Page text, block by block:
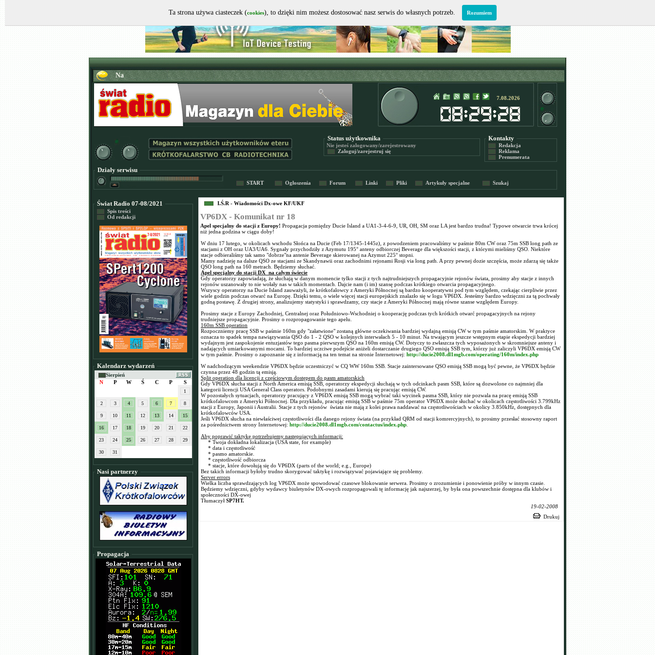
7.08.2026
Status użytkownika
Nie jesteś zalogowany/zarejestrowany
Zaloguj/zarejestruj się
Kontakty
Redakcja
Reklama
Prenumerata
Działy serwisu
START Ogłoszenia Forum Linki Pliki Artykuły specjalne Szukaj
Świat Radio 07-08/2021
Spis treści
Od redakcji
Kalendarz wydarzeń
Sierpień
N
P W Ś C P S
1
2 3 4 5 6 7 8
9 10 11 12 13 14 15
16 17 18 19 20 21 22
23 24 25 26 27 28 29
30 31
Nasi partnerzy
Propagacja
I.Ś.R - Wiadomości Dx-owe KF/UKF
VP6DX - Komunikat nr 18
Apel specjalny do stacji z Europy! Propagacja pomiędzy Ducie Island a UA1-3-4-6-9, UR, OH, SM oraz LA jest bardzo trudna! Typowe otwarcie trwa krócej
niż jedna godzina w ciągu doby!
W dniu 17 lutego, w okolicach wschodu Słońca na Ducie (Feb 17/1345-1445z), z powodzeniem pracowaliśmy w paśmie 80m CW oraz 75m SSB long path ze
stacjami z OH oraz UA3/UA6. Sygnały przychodziły z Azymutu 195° anteny odbiorczej Beverage dla większości stacji, z którymi mieliśmy QSO. Niektóre
stacje odbieraliśmy tak samo "dobrze"na antenie Beverage skierowanej na Azymut 225° stopni.
Mamy nadzieję na dalsze QSO ze stacjami ze Skandynawii oraz zachodnimi rejonami Rosji via long path. A przy pewnej dozie szczęścia, może zdarzą się także
QSO long path na 160 metrach. Będziemy słuchać.
Apel specjalny do stacji DX na całym świecie
Gdy operatorzy zapowiadają, że słuchają w danym momencie tylko stacji z tych najtrudniejszych propagacyjnie rejonów świata, prosimy aby stacje z innych
rejonów uszanowały to nie wołały nas w takich momentach. Dajcie nam (i im) szansę podczas krótkiego otwarcia propagacyjnego.
Wszyscy operatorzy na Ducie Island zauważyli, że krótkofalowcy z Ameryki Północnej są bardzo kooperatywni pod tym względem, czekając cierpliwie przez
wiele godzin podczas otwarć na Europę. Dzięki temu, o wiele więcej stacji europejskich znalazło się w logu VP6DX. Jesteśmy bardzo wdzięczni za tą pochwały
godną postawę. Z drugiej strony, analizujemy statystyki i sprawdzamy, czy stacje z Ameryki Północnej mają równe szanse względem Europy.
Prosimy stacje z Europy Zachodniej, Centralnej oraz Południowo-Wschodniej o kooperację podczas tych krótkich otwarć propagacyjnych na rejony
trudniejsze propagacyjnie. Prosimy o rozpropagowanie tego apelu.
160m SSB operation
Rozpoczniemy pracę SSB w paśmie 160m gdy "załatwione" zostaną główne oczekiwania bardziej wydajną emisją CW w tym paśmie amatorskim. W praktyce
oznacza to spadek tempa nawiązywania QSO do 1 - 2 QSO w kolejnych interwałach 5 - 10 minut. Na trwającym jeszcze wstępnym etapie ekspedycji bardziej
wydajnym jest zaspokojenie entuzjastów tego pasma pierwszym QSO na 160m emisją CW. Dotyczy to zwłaszcza tych wyposażonych w skromniejsze anteny i
nadających umiarkowanymi mocami. To bardziej uczciwe podejście aniżeli dostarczanie drugiego QSO emisją SSB tym, którzy już zaliczyli VP6DX emisją CW
w tym paśmie. Prosimy o zapoznanie się z informacją na ten temat na stronie Internetowej: http://ducie2008.dl1mgb.com/operating/160m/index.php
W nadchodzącym weekendzie VP6DX będzie uczestniczyć w CQ WW 160m SSB. Stacje zaintersowane QSO emisją SSB mogą być pewne, że VP6DX będzie
czynna przez 48 godzin tą emisją.
Split operation dla licencji z częściowym dostępem do pasm amatorskich
Gdy VP6DX słucha stacji z North America emisją SSB, operatorzy ekspedycji słuchają w tych odcinkach pasm SSB, które są dozwolone co najmniej dla
kategorii licencji USA General Class operators. Podobnymi zasadami kierują się pracując emisją CW.
W pozostałych sytuacjach, operatorzy pracujący z VP6DX emisją SSB mogą wybrać taki wycinek pasma SSB, który nie pozwala na pracę emisją SSB
krótkofalowcom z Ameryki Północnej. Dla przykładu, pracując emisją SSB w paśmie 75m operator VP6DX może słuchać w okolicach częstotliwości 3.799kHz
stacji z Europy, Japonii i Australii. Stacje z tych rejonów świata nie mają z kolei prawa naddawać na częstotliwościach w okolicy 3.850kHz, dostępnych dla
krótkofalowców USA.
Jeśli VP6DX słucha na niewłaściwej częstotliwości dla danego rejony świata (na przykład QRM od stacji komrercyjnych), to prosimy przesłać stosowny raport
za pośrednictwem strony Internetowej: http://ducie2008.dl1mgb.com/contactus/index.php
Aby poprawić taktykę potrzebujemy następujących informacji:
* Twoja dokładna lokalizacja (USA state, for example)
* data i częstotliwość
* pasmo amatorskie.
* częstotliwość odbiorcza
* stacje, które dowołują się do VP6DX (parts of the world; e.g., Europe)
Bez takich informacji byłoby trudno skorygować taktykę i rozwiązywać pojawiające się problemy.
Server errors
Wielka liczba sprawdzających log VP6DX może spowodować czasowe blokowanie serwera. Prosimy o zrozumienie i ponowienie próby w innym czasie.
Będziemy wdzięczni, gdyby wydawcy biuletynów DX-owych rozpropagowali tę informację jak najszerzej, by była ona powszechnie dostępna dla klubów i
społeczności DX-owej
Tłumaczył SP7HT.
19-02-2008
Drukuj
Ta strona używa ciasteczek (cookies), to dzięki nim możesz dostosować nasz serwis do własnych potrzeb. Rozumiem